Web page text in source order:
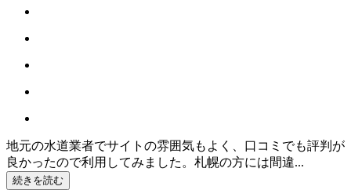
地元の水道業者でサイトの雰囲気もよく、口コミでも評判が
良かったので利用してみました。札幌の方には間違...
続きを読む